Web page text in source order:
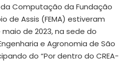
Computação da Fundação
de Assis (FEMA) estiveram
de 2023, na sede do
e Agronomia de São
do “Por dentro do CREA-